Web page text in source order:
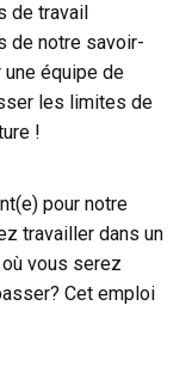
de travail
de notre savoir-
équipe de
les limites de
!
pour notre
travailler dans un
vous serez
Cet emploi